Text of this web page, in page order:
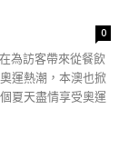
0
為訪客帶來從餐飲
運熱潮，本澳也掀
夏天盡情享受奧運